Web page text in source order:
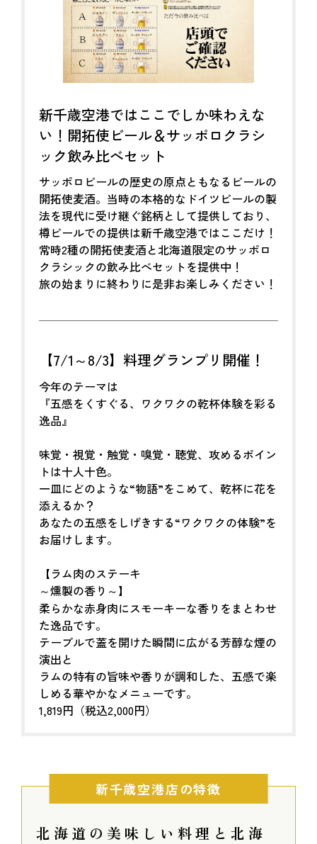
新千歳空港ではここでしか味わえな
い！開拓使ビール＆サッポロクラシ
ック飲み比べセット
サッポロビールの歴史の原点ともなるビールの
開拓使麦酒。当時の本格的なドイツビールの製
法を現代に受け継ぐ銘柄として提供しており、
樽ビールでの提供は新千歳空港ではここだけ！
常時2種の開拓使麦酒と北海道限定のサッポロ
クラシックの飲み比べセットを提供中！
旅の始まりに終わりに是非お楽しみください！
【7/1～8/3】料理グランプリ開催！
今年のテーマは
『五感をくすぐる、ワクワクの乾杯体験を彩る
逸品』
味覚・視覚・触覚・嗅覚・聴覚、攻めるポイン
トは十人十色。
一皿にどのような“物語”をこめて、乾杯に花を
添えるか？
あなたの五感をしげきする“ワクワクの体験”を
お届けします。
【ラム肉のステーキ
～燻製の香り～】
柔らかな赤身肉にスモーキーな香りをまとわせ
た逸品です。
テーブルで蓋を開けた瞬間に広がる芳醇な煙の
演出と
ラムの特有の旨味や香りが調和した、五感で楽
しめる華やかなメニューです。
1,819円（税込2,000円）
新千歳空港店の特徴
北海道の美味しい料理と北海